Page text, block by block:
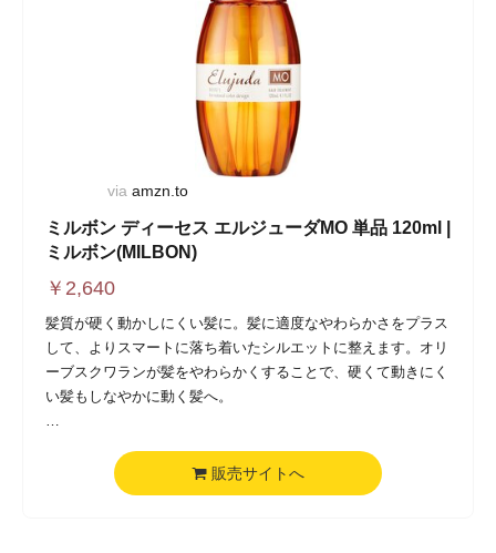
via amzn.to
ミルボン ディーセス エルジューダMO 単品 120ml |
ミルボン(MILBON)
￥ 2,640
髪質が硬く動かしにくい髪に。髪に適度なやわらかさをプラス
して、よりスマートに落ち着いたシルエットに整えます。オリ
ーブスクワランが髪をやわらかくすることで、硬くて動きにく
い髪もしなやかに動く髪へ。
め、よりスマートに落ち着いたシルエットに整えます。髪に適
度なやわらかさをプラスします。オリーブスクワランが髪の内
販売サイトへ